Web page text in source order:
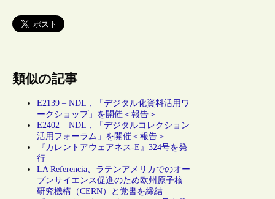
類似の記事
E2139 – NDL，「デジタル化資料活用ワ
ークショップ」を開催＜報告＞
E2402 – NDL，「デジタルコレクション
活用フォーラム」を開催＜報告＞
『カレントアウェアネス-E』324号を発
行
LA Referencia、ラテンアメリカでのオー
プンサイエンス促進のため欧州原子核
研究機構（CERN）と覚書を締結